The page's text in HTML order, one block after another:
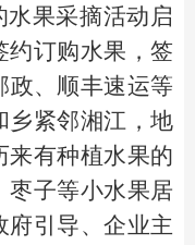
水果采摘活动启
约订购水果，签
政、顺丰速运等
乡紧邻湘江，地
来有种植水果的
枣子等小水果居
府引导、企业主